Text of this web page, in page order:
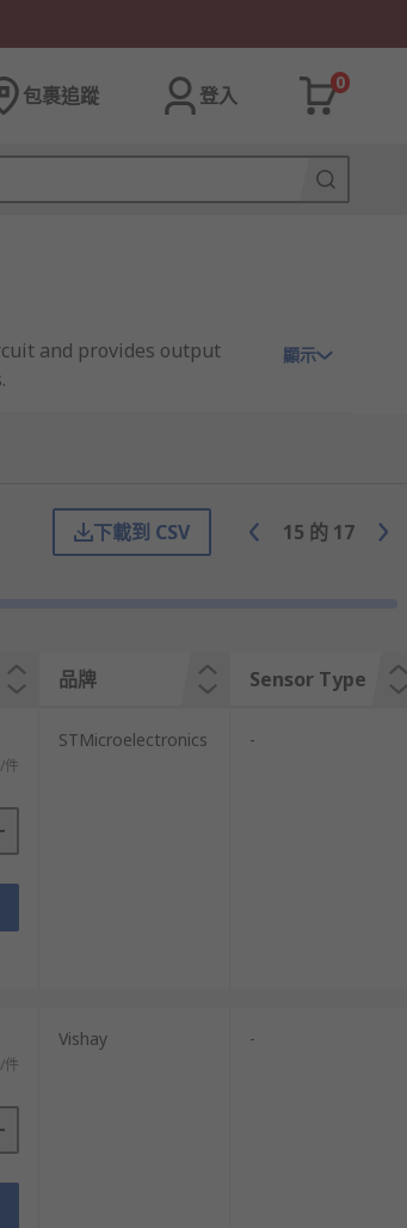
包裹追蹤 登入
0
and provides output
depending on the
on their
oscillation when a
signal when
be monitored by the
this as an object in
hand gestures.
顯示
下載到 CSV 15 的 17
品牌 Sensor Type
件
STMicroelectronics -
件
Vishay -